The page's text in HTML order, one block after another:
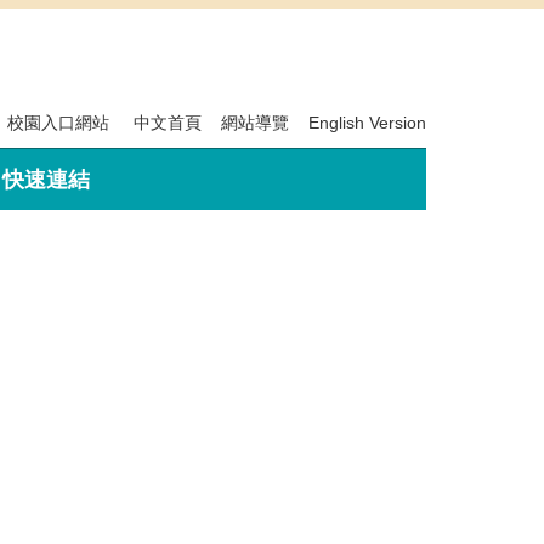
校園入口網站 中文首頁 網站導覽 English Version
快速連結